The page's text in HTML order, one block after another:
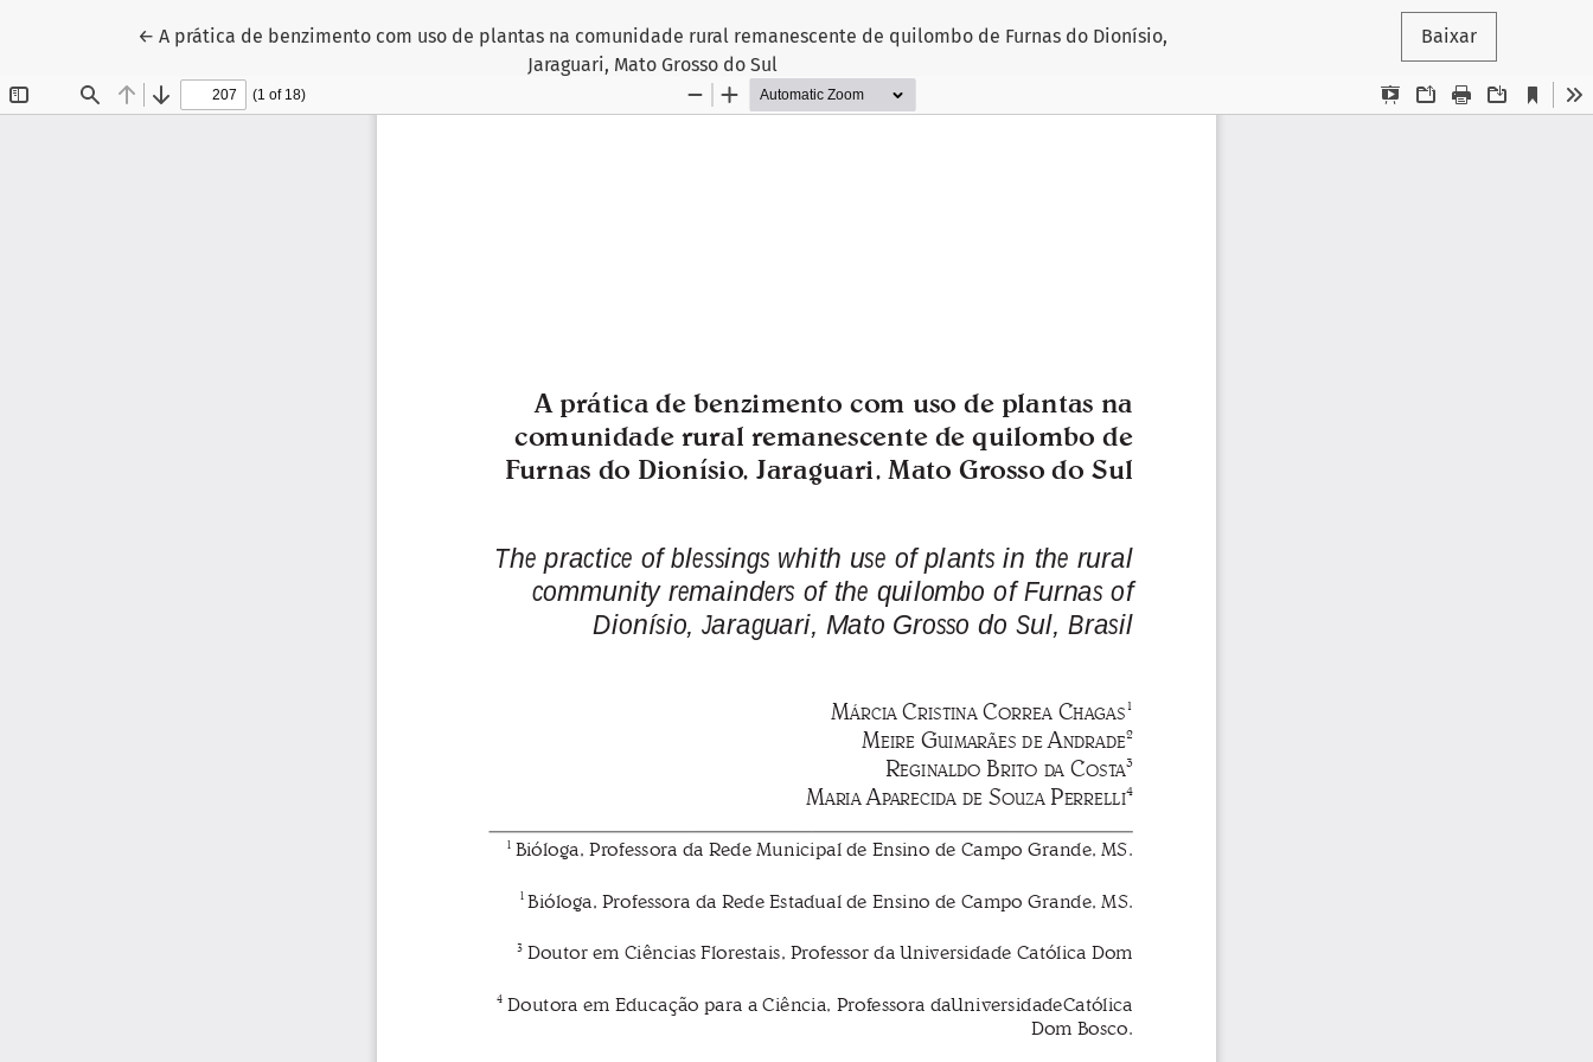
←Voltar aos Detalhes do Artigo
A prática de benzimento com uso de plantas na comunidade rural remanescente de quilombo de Furnas do Dionísio,
Jaraguari, Mato Grosso do Sul
Baixar